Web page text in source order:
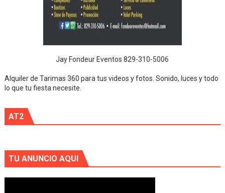
Jay Fondeur Eventos 829-310-5006
Alquiler de Tarimas 360 para tus videos y fotos. Sonido, luces y todo
lo que tu fiesta necesite.
AT2
TU ANUNCIO AQUI